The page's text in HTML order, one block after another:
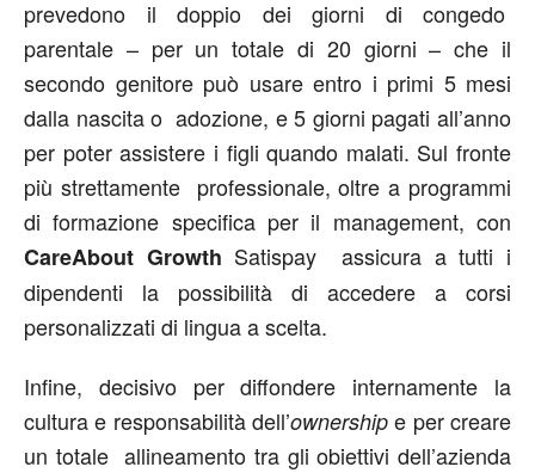
prevedono il doppio dei giorni di congedo
parentale – per un totale di 20 giorni – che il
secondo genitore può usare entro i primi 5 mesi
dalla nascita o adozione, e 5 giorni pagati all’anno
per poter assistere i figli quando malati. Sul fronte
più strettamente professionale, oltre a programmi
di formazione specifica per il management, con
CareAbout Growth Satispay assicura a tutti i
dipendenti la possibilità di accedere a corsi
personalizzati di lingua a scelta.
Infine, decisivo per diffondere internamente la
cultura e responsabilità dell’ownershipe per creare
un totale allineamento tra gli obiettivi dell’azienda